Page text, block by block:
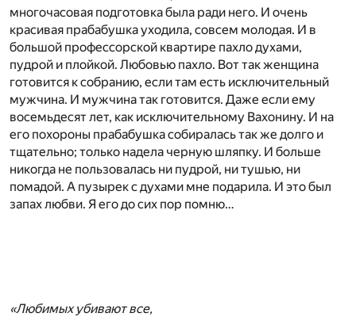
многочасовая подготовка была ради него. И очень
красивая прабабушка уходила, совсем молодая. И в
большой профессорской квартире пахло духами,
пудрой и плойкой. Любовью пахло. Вот так женщина
готовится к собранию, если там есть исключительный
мужчина. И мужчина так готовится. Даже если ему
восемьдесят лет, как исключительному Вахонину. И на
его похороны прабабушка собиралась так же долго и
тщательно; только надела черную шляпку. И больше
никогда не пользовалась ни пудрой, ни тушью, ни
помадой. А пузырек с духами мне подарила. И это был
запах любви. Я его до сих пор помню…
«Любимых убивают все,